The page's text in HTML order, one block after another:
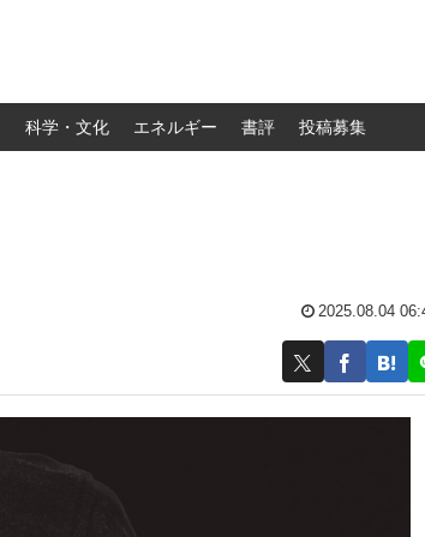
科学・文化 エネルギー 書評 投稿募集
2025.08.04